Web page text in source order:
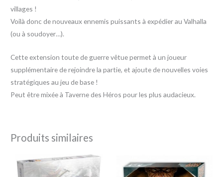
villages !
Voilà donc de nouveaux ennemis puissants à expédier au Valhalla
(ou à soudoyer…).
Cette extension toute de guerre vêtue permet à un joueur
supplémentaire de rejoindre la partie, et ajoute de nouvelles voies
stratégiques au jeu de base !
Peut être mixée à Taverne des Héros pour les plus audacieux.
Produits similaires